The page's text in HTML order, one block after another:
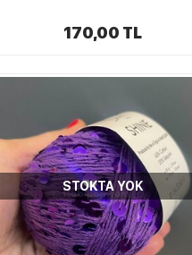
170,00 TL
STOKTA YOK